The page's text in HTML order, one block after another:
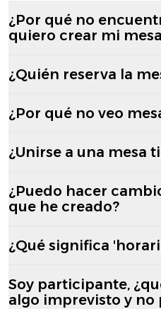
¿Por qué no
quiero crear mi
¿Quién reserva la
¿Por qué no veo
¿Unirse a una mesa
¿Puedo hacer
que he creado?
¿Qué significa
Soy participante,
algo imprevisto y no